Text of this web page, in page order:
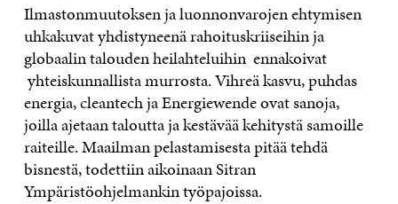
Ilmastonmuutoksen ja luonnonvarojen ehtymisen
uhkakuvat yhdistyneenä rahoituskriiseihin ja
globaalin talouden heilahteluihin ennakoivat
yhteiskunnallista murrosta. Vihreä kasvu, puhdas
energia, cleantech ja Energiewende ovat sanoja,
joilla ajetaan taloutta ja kestävää kehitystä samoille
raiteille. Maailman pelastamisesta pitää tehdä
bisnestä, todettiin aikoinaan Sitran
Ympäristöohjelmankin työpajoissa.